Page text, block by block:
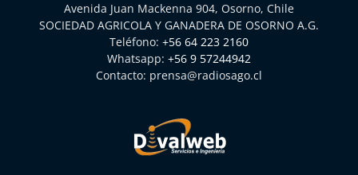
Avenida Juan Mackenna 904, Osorno, Chile
SOCIEDAD AGRICOLA Y GANADERA DE OSORNO A.G.
Teléfono: +56 64 223 2160
Whatsapp: +56 9 57244942
Contacto: prensa@radiosago.cl